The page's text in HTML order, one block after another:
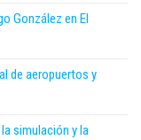
González en El
de aeropuertos y
simulación y la